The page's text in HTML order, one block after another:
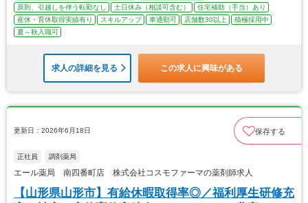
原則、引越しを伴う転勤なし
土日休み（相談可含む）
住宅補助（手当）あり
産休・育休取得実績有り
スキルアップ 車通勤可 店舗数30以上
積極採用中
夏～秋入職可
求人の詳細を見る この求人に興味がある
更新日：2026年6月18日 保存する
正社員 調剤薬局
エール薬局 南四番町店 株式会社コスモファーマの薬剤師求人
【山形県山形市】有給休暇取得率◎／福利厚生研修充